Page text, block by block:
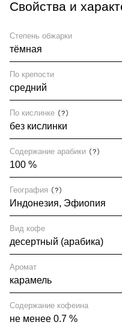
Свойства и
Степень обжарки
тёмная
По крепости
средний
По кислинке ?
без кислинки
Содержание арабики ?
100 %
География ?
Индонезия, Эфиопия
Вид кофе
десертный (арабика)
Аромат
карамель
Содержание кофеина
не менее 0.7 %